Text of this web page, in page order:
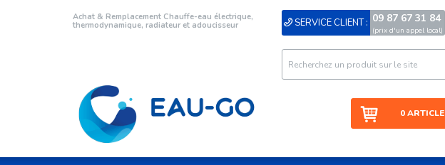
Achat & Remplacement Chauffe-eau électrique,
thermodynamique, radiateur et adoucisseur
SERVICE CLIENT : 09 87 67 31 84
(prix d'un appel local)
0 ARTICLE